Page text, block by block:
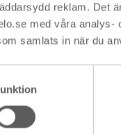
reklam. Det
med våra
samlats in när du